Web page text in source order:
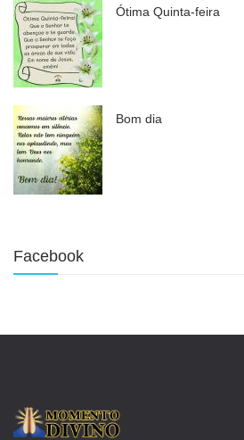
Ótima Quinta-feira
Bom dia
Facebook